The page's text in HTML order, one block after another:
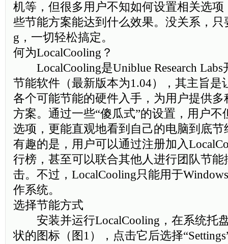
机等，但很多用户不知如何设置相关选
些节能方案能达到什么效果。没关系，只
g，一切轻松搞定。
何为LocalCooling？
LocalCooling是Uniblue Research Labs
节能软件（最新版本为1.04），其主旨是
各个可能节能的硬件入手，为用户提供
方案。通过一些“傻瓜式”的设置，用户不
选项，更能直观地看到自己的电脑到底
有趣的是，用户可以通过注册加入
行榜，甚至可以联合其他人进行团队节
击。不过，LocalCooling只能用于
作系统。
选择节能方式
安装并运行LocalCooling，在系统托
状的图标（图1），点击它后选择